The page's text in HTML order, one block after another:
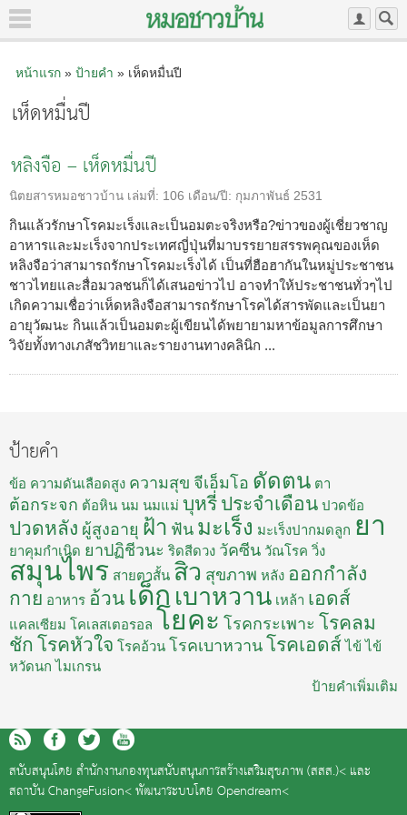
หน้าแรก» ป้ายคำ » เห็ดหมื่นปี
เห็ดหมื่นปี
หลิงจือ – เห็ดหมื่นปี
นิตยสารหมอชาวบ้าน เล่มที่: 106 เดือน/ปี: กุมภาพันธ์ 2531
กินแล้วรักษาโรคมะเร็งและเป็นอมตะจริงหรือ?ข่าวของผู้เชี่ยวชาญ
อาหารและมะเร็งจากประเทศญี่ปุ่นที่มาบรรยายสรรพคุณของเห็ด
หลิงจือว่าสามารถรักษาโรคมะเร็งได้ เป็นที่ฮือฮากันในหมู่ประชาชน
ชาวไทยและสื่อมวลชนก็ได้เสนอข่าวไป อาจทำให้ประชาชนทั่วๆไป
เกิดความเชื่อว่าเห็ดหลิงจือสามารถรักษาโรคได้สารพัดและเป็นยา
อายุวัฒนะ กินแล้วเป็นอมตะผู้เขียนได้พยายามหาข้อมูลการศึกษา
วิจัยทั้งทางเภสัชวิทยาและรายงานทางคลินิก ...
ป้ายคำ
ข้อ ความดันเลือดสูง ความสุข จีเอ็มโอ ดัดตน ตา
ต้อกระจก ต้อหิน นม นมแม่ บุหรี่ ประจำเดือน ปวดข้อ
ปวดหลัง ผู้สูงอายุ ฝ้า ฟัน มะเร็ง มะเร็งปากมดลูก ยา
ยาคุมกำเนิด ยาปฏิชีวนะ ริดสีดวง วัคซีน วัณโรค วิ่ง
สมุนไพร สายตาสั้น สิว สุขภาพ หลัง ออกกำลัง
กาย อาหาร อ้วน เด็ก เบาหวาน เหล้า เอดส์
แคลเซียม โคเลสเตอรอล โยคะ โรคกระเพาะ โรคลม
ชัก โรคหัวใจ โรคอ้วน โรคเบาหวาน โรคเอดส์ ไข้ ไข้
หวัดนก ไมเกรน
ป้ายคำเพิ่มเติม
สนับสนุนโดย สำนักงานกองทุนสนับสนุนการสร้างเสริมสุขภาพ (สสส.)< และ
สถาบัน ChangeFusion<พัฒนาระบบโดย Opendream<